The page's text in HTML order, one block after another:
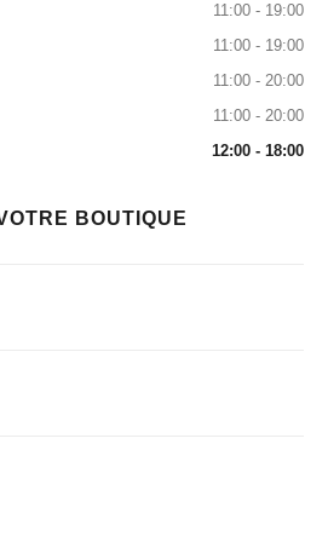
11:00 - 19:00
11:00 - 19:00
11:00 - 20:00
11:00 - 20:00
12:00 - 18:00
BOUTIQUE